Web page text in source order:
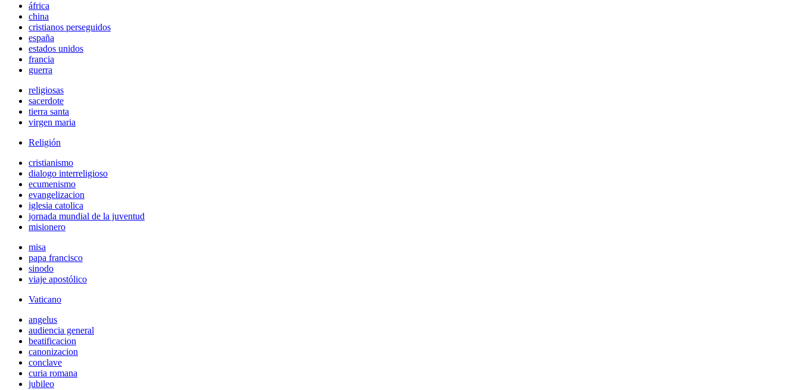
áfrica
china
cristianos perseguidos
españa
estados unidos
francia
guerra
religiosas
sacerdote
tierra santa
virgen maria
Religión
cristianismo
dialogo interreligioso
ecumenismo
evangelizacion
iglesia catolica
jornada mundial de la juventud
misionero
misa
papa francisco
sinodo
viaje apostólico
Vaticano
angelus
audiencia general
beatificacion
canonizacion
conclave
curia romana
jubileo